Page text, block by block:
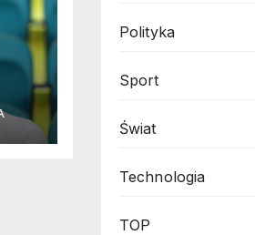
Polityka
Sport
Świat
Technologia
TOP